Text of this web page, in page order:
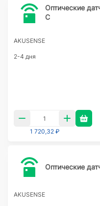
Оптические
C
AKUSENSE
2-4 дня
1 720,32 ₽
Оптические
AKUSENSE